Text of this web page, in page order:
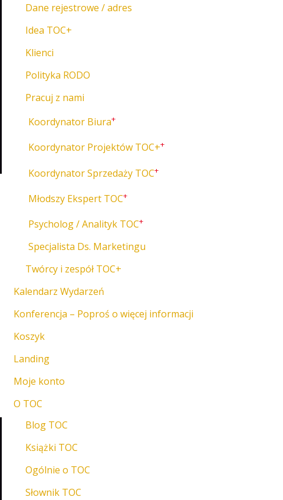
Dane rejestrowe / adres
Idea TOC+
Klienci
Polityka RODO
Pracuj z nami
Koordynator Biura+
Koordynator Projektów TOC++
Koordynator Sprzedaży TOC+
Młodszy Ekspert TOC+
Psycholog / Analityk TOC+
Specjalista Ds. Marketingu
Twórcy i zespół TOC+
Kalendarz Wydarzeń
Konferencja – Poproś o więcej informacji
Koszyk
Landing
Moje konto
O TOC
Blog TOC
Książki TOC
Ogólnie o TOC
Słownik TOC